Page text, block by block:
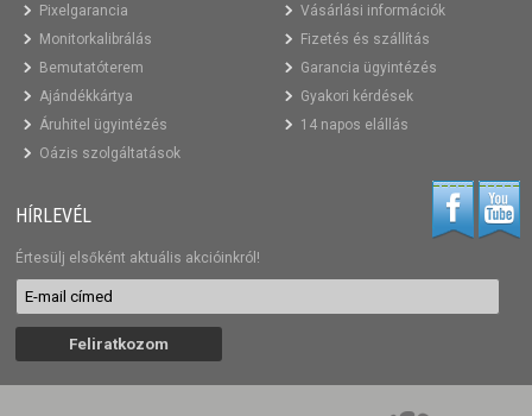
Pixelgarancia
Monitorkalibrálás
Bemutatóterem
Ajándékkártya
Áruhitel ügyintézés
Oázis szolgáltatások
Vásárlási információk
Fizetés és szállítás
Garancia ügyintézés
Gyakori kérdések
14 napos elállás
HÍRLEVÉL
Értesülj elsőként aktuális akcióinkról!